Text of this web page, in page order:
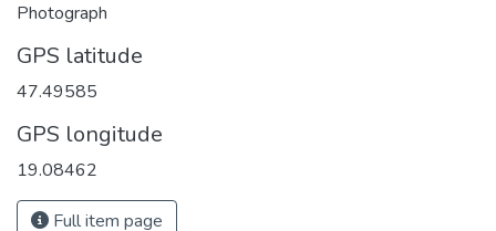
Photograph
GPS latitude
47.49585
GPS longitude
19.08462
Full item page